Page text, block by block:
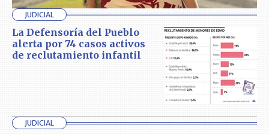
JUDICIAL
La Defensoría del Pueblo
alerta por 74 casos activos
de reclutamiento infantil
JUDICIAL